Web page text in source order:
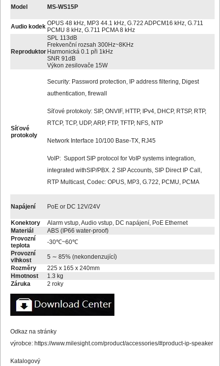
Model MS-WS15P
Audio kodek OPUS 48 kHz, MP3 44.1 kHz, G.722 ADPCM16 kHz, G.711
PCMU 8 kHz, G.711 PCMA 8 kHz
Reproduktor
SPL 113dB
Frekvenční rozsah 300Hz~8KHz
Harmonická 0.1 při 1kHz
SNR 91dB
Výkon zesilovače 15W
Síťové
protokoly
Security: Password protection, IP address filtering, Digest
authentication, firewall
Síťové protokoly: SIP, ONVIF, HTTP, IPv4, DHCP, RTSP, RTP,
RTCP, TCP, UDP, ARP, FTP, TFTP, NFS, NTP
Network Interface 10/100 Base-TX, RJ45
VoIP: Support SIP protocol for VoIP systems integration,
integrated withSIP/PBX. 2 SIP Accounts, SIP Direct IP Call,
RTP Multicast, Codec: OPUS, MP3, G.722, PCMU, PCMA
Napájení PoE or DC 12V/24V
Konektory
Alarm vstup, Audio vstup, DC napájení, PoE Ethernet
Materiál
ABS (IP66 water-proof)
Provozní
teplota
-30℃~60℃
Provozní
vlhkost
5 ∼ 85% (nekondenzující)
Rozměry
225 x 165 x 240mm
Hmotnost
1.3 kg
Záruka
2 roky
Odkaz na stránky
výrobce: https://www.milesight.com/product/accessories/#product-ip-speaker
Katalogový